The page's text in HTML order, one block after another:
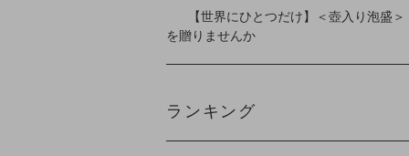
【世界にひとつだけ】＜壺入り泡盛＞
を贈りませんか
ランキング